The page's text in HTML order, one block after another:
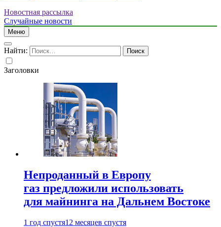
Новостная рассылка
Случайные новости
Меню
Найти:
Заголовки
Непроданный в Европу
газ предложили использовать
для майнинга на Дальнем Востоке
1 год спустя12 месяцев спустя